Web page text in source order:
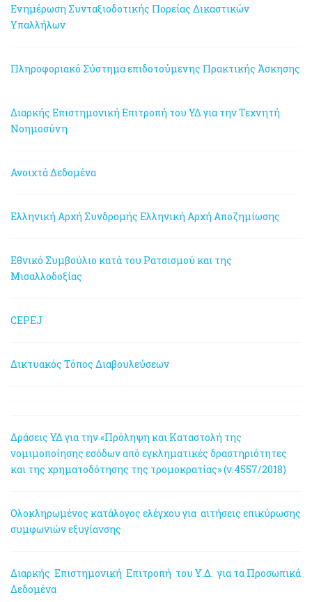
Ενημέρωση Συνταξιοδοτικής Πορείας Δικαστικών
Υπαλλήλων
Πληροφοριακό Σύστημα επιδοτούμενης Πρακτικής Άσκησης
Διαρκής Επιστημονική Επιτροπή του ΥΔ για την Τεχνητή
Νοημοσύνη
Ανοιχτά Δεδομένα
Ελληνική Αρχή Συνδρομής Ελληνική Αρχή Αποζημίωσης
Εθνικό Συμβούλιο κατά του Ρατσισμού και της
Μισαλλοδοξίας
CEPEJ
Δικτυακός Τόπος Διαβουλεύσεων
Δράσεις ΥΔ για την «Πρόληψη και Καταστολή της
νομιμοποίησης εσόδων από εγκληματικές δραστηριότητες
και της χρηματοδότησης της τρομοκρατίας» (ν.4557/2018)
Ολοκληρωμένος κατάλογος ελέγχου για αιτήσεις επικύρωσης
συμφωνιών εξυγίανσης
Διαρκής Επιστημονική Επιτροπή του Υ.Δ. για τα Προσωπικά
Δεδομένα